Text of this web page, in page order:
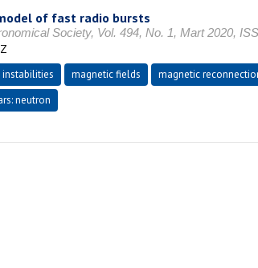
of fast radio bursts
Society, Vol. 494, No. 1, Mart 2020,
instabilities magnetic fields magnetic
neutron